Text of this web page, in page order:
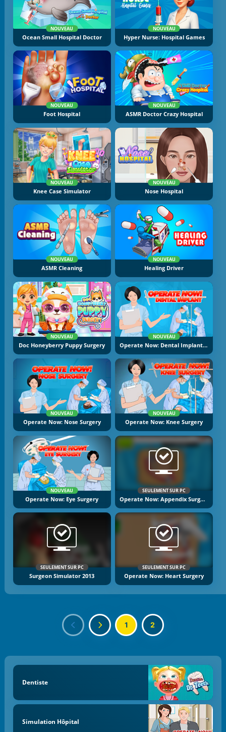
NOUVEAU
Ocean Small Hospital Doctor
NOUVEAU
Hyper Nurse: Hospital Games
NOUVEAU
Foot Hospital
NOUVEAU
ASMR Doctor Crazy Hospital
NOUVEAU
Knee Case Simulator
NOUVEAU
Nose Hospital
NOUVEAU
ASMR Cleaning
NOUVEAU
Healing Driver
NOUVEAU
Doc Honeyberry Puppy Surgery
NOUVEAU
Operate Now: Dental Implant Surgery
NOUVEAU
Operate Now: Nose Surgery
NOUVEAU
Operate Now: Knee Surgery
NOUVEAU
Operate Now: Eye Surgery
SEULEMENT SUR PC
Operate Now: Appendix Surgery
SEULEMENT SUR PC
Surgeon Simulator 2013
SEULEMENT SUR PC
Operate Now: Heart Surgery
1 2
Dentiste
Simulation Hôpital